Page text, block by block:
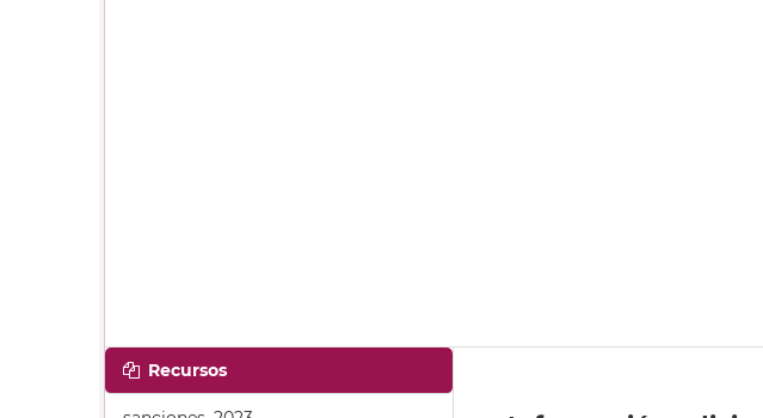
Recursos